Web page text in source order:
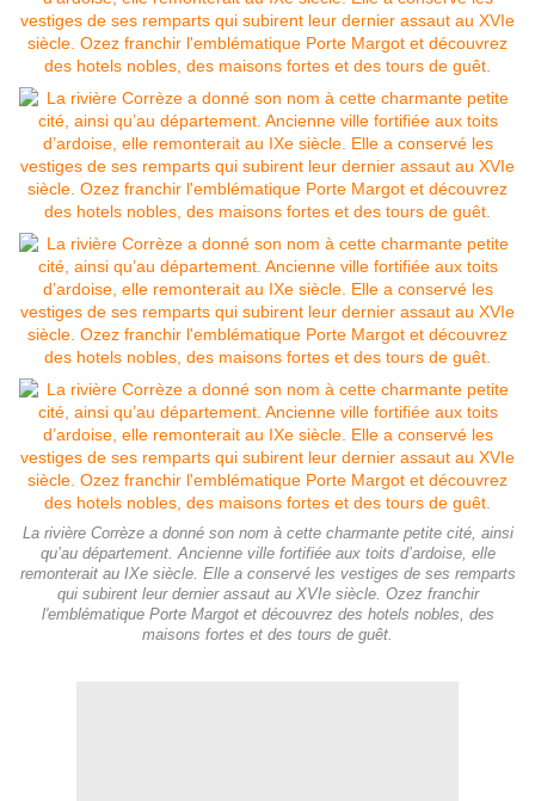
La rivière Corrèze a donné son nom à cette charmante petite cité, ainsi
qu’au département. Ancienne ville fortifiée aux toits d’ardoise, elle
remonterait au IXe siècle. Elle a conservé les vestiges de ses remparts
qui subirent leur dernier assaut au XVIe siècle. Ozez franchir
l'emblématique Porte Margot et découvrez des hotels nobles, des
maisons fortes et des tours de guêt.